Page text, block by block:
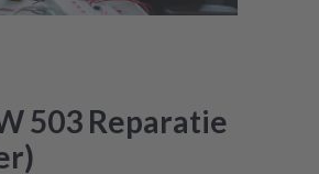
503 Reparatie